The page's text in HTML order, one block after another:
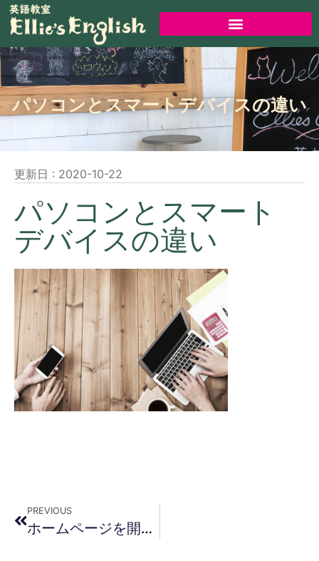
パソコンとスマートデバイスの違い
更新日 : 2020-10-22
パソコンとスマート
デバイスの違い
PREVIOUS
ホームページを開設しました